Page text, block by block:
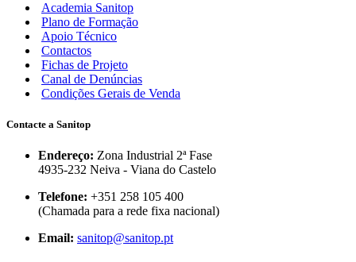
Academia Sanitop
Plano de Formação
Apoio Técnico
Contactos
Fichas de Projeto
Canal de Denúncias
Condições Gerais de Venda
Contacte a Sanitop
Endereço: Zona Industrial 2ª Fase
4935-232 Neiva - Viana do Castelo
Telefone: +351 258 105 400
(Chamada para a rede fixa nacional)
Email: sanitop@sanitop.pt